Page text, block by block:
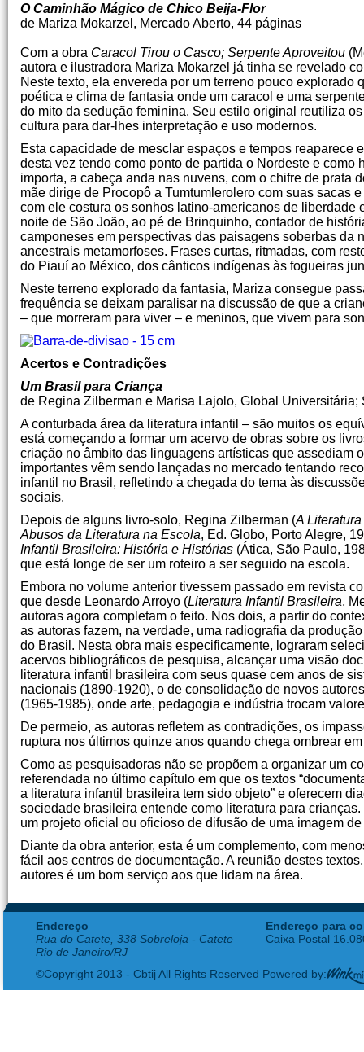
O Caminhão Mágico de Chico Beija-Flor
de Mariza Mokarzel, Mercado Aberto, 44 páginas
Com a obra Caracol Tirou o Casco; Serpente Aproveitou
autora e ilustradora Mariza Mokarzel já tinha se revelado
Neste texto, ela envereda por um terreno pouco
poética e clima de fantasia onde um caracol e uma
do mito da sedução feminina. Seu estilo original reutiliza
cultura para dar-lhes interpretação e uso modernos.
Esta capacidade de mesclar espaços e tempos reaparece
desta vez tendo como ponto de partida o Nordeste e
importa, a cabeça anda nas nuvens, com o chifre de prata
mãe dirige de Procopô a Tumtumlerolero com suas sacas
com ele costura os sonhos latino-americanos de
noite de São João, ao pé de Brinquinho, contador de
camponeses em perspectivas das paisagens soberbas
ancestrais metamorfoses. Frases curtas, ritmadas, com
do Piauí ao México, dos cânticos indígenas às fogueiras
Neste terreno explorado da fantasia, Mariza consegue
frequência se deixam paralisar na discussão de que a
– que morreram para viver – e meninos, que vivem para
Acertos e Contradições
Um Brasil para Criança
de Regina Zilberman e Marisa Lajolo, Global Universitária;
A conturbada área da literatura infantil – são muitos os
está começando a formar um acervo de obras sobre os
criação no âmbito das linguagens artísticas que assediam
importantes vêm sendo lançadas no mercado tentando
infantil no Brasil, refletindo a chegada do tema às
sociais.
Depois de alguns livro-solo, Regina Zilberman (A
Abusos da Literatura na Escola, Ed. Globo, Porto Alegre,
Infantil Brasileira: História e Histórias (Ática, São Paulo,
que está longe de ser um roteiro a ser seguido na escola.
Embora no volume anterior tivessem passado em revista
que desde Leonardo Arroyo (Literatura Infantil Brasileira,
autoras agora completam o feito. Nos dois, a partir do
as autoras fazem, na verdade, uma radiografia da
do Brasil. Nesta obra mais especificamente, lograram
acervos bibliográficos de pesquisa, alcançar uma visão
literatura infantil brasileira com seus quase cem anos de
nacionais (1890-1920), o de consolidação de novos
(1965-1985), onde arte, pedagogia e indústria trocam
De permeio, as autoras refletem as contradições, os
ruptura nos últimos quinze anos quando chega ombrear
Como as pesquisadoras não se propõem a organizar um
referendada no último capítulo em que os textos
a literatura infantil brasileira tem sido objeto” e oferecem
sociedade brasileira entende como literatura para
um projeto oficial ou oficioso de difusão de uma imagem
Diante da obra anterior, esta é um complemento, com
fácil aos centros de documentação. A reunião destes
autores é um bom serviço aos que lidam na área.
Endereço
Rua do Catete, 338 Sobreloja - Catete
Rio de Janeiro/RJ
Endereço para
Caixa Postal
©Copyright 2013 - Cbtij All Rights Reserved Powered by: